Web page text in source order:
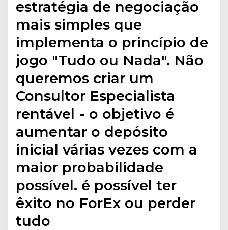
estratégia de negociação
mais simples que
implementa o princípio de
jogo "Tudo ou Nada". Não
queremos criar um
Consultor Especialista
rentável - o objetivo é
aumentar o depósito
inicial várias vezes com a
maior probabilidade
possível. é possível ter
êxito no ForEx ou perder
tudo